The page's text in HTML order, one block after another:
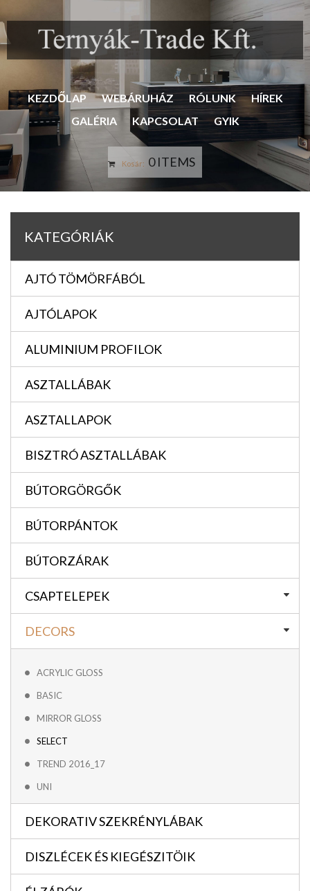
KEZDŐLAP WEBÁRUHÁZ RÓLUNK
HÍREK
GALÉRIA
KAPCSOLAT GYIK
Kosár: 0 ITEMS
KATEGÓRIÁK
AJTÓ TÖMÖRFÁBÓL
AJTÓLAPOK
ALUMINIUM PROFILOK
ASZTALLÁBAK
ASZTALLAPOK
BISZTRÓ ASZTALLÁBAK
BÚTORGÖRGŐK
BÚTORPÁNTOK
BÚTORZÁRAK
CSAPTELEPEK
DECORS
ACRYLIC GLOSS
BASIC
MIRROR GLOSS
SELECT
TREND 2016_17
UNI
DEKORATIV SZEKRÉNYLÁBAK
DISZLÉCEK ÉS KIEGÉSZITÖIK